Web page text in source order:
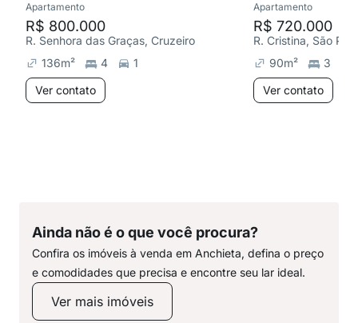
Apartamento
R$ 800.000
R. Senhora das Graças, Cruzeiro
136m² 4
1
Ver contato
Apartamento
R$ 720.000
R. Cristina, São
90m² 3
Ver contato
Ainda não é o que você procura?
Confira os imóveis à venda em Anchieta, defina o preço
e comodidades que precisa e encontre seu lar ideal.
Ver mais imóveis